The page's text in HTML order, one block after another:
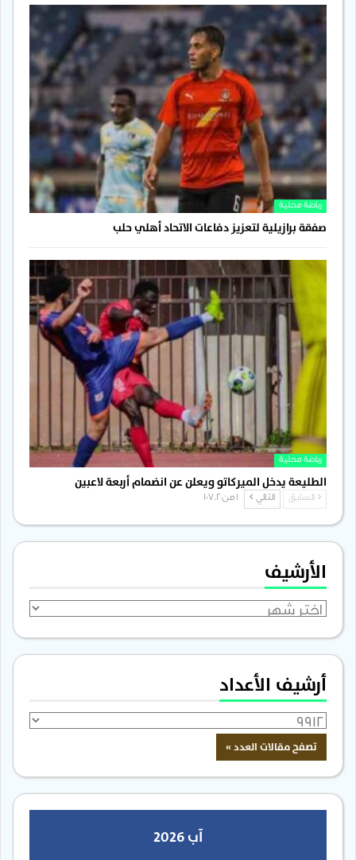
رياضة محلية
صفقة برازيلية لتعزيز دفاعات الاتحاد أهلي حلب
رياضة محلية
الطليعة يدخل الميركاتو ويعلن عن انضمام أربعة لاعبين
السابق التالي
الأرشيف
الأرشيف
أرشيف الأعداد
آب 2026